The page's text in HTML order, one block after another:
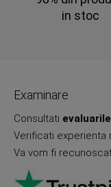
in stoc
Examinare
Consultati
Verificati experienta
Va vom fi